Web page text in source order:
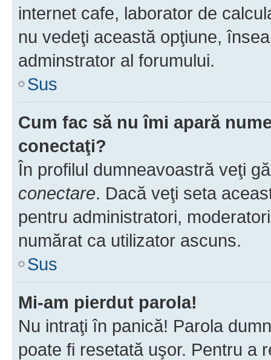
internet cafe, laborator de
nu vedeţi această opţiune,
adminstrator al forumului.
Sus
Cum fac să nu îmi apară
conectaţi?
În profilul dumneavoastră veţi
conectare. Dacă veţi seta
pentru administratori,
numărat ca utilizator ascuns.
Sus
Mi-am pierdut parola!
Nu intraţi în panică! Parola
poate fi resetată uşor. Pentru a